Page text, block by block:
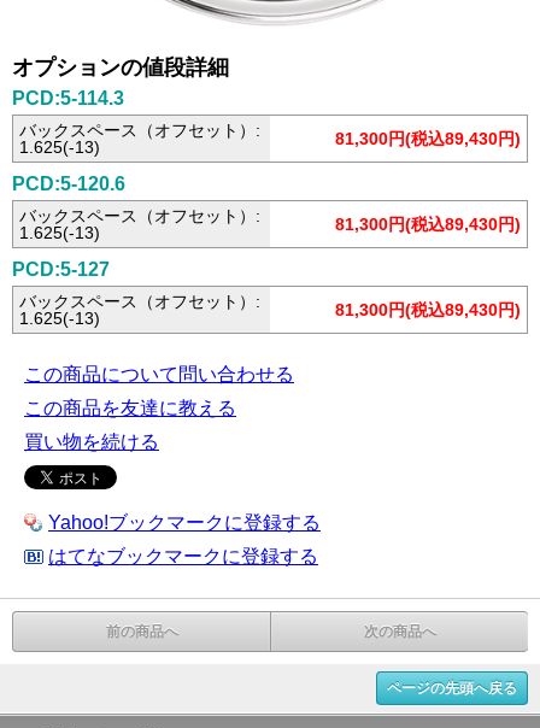
オプションの値段詳細
PCD:5-114.3
バックスペース（オフセット）:
1.625(-13)
81,300円(税込89,430円)
PCD:5-120.6
バックスペース（オフセット）:
1.625(-13)
81,300円(税込89,430円)
PCD:5-127
バックスペース（オフセット）:
1.625(-13)
81,300円(税込89,430円)
この商品について問い合わせる
この商品を友達に教える
買い物を続ける
Yahoo!ブックマークに登録する
はてなブックマークに登録する
前の商品へ 次の商品へ
ページの先頭へ戻る